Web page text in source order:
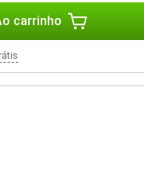
carrinho